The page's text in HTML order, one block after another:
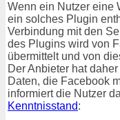
Wenn ein Nutzer eine
ein solches Plugin
Verbindung mit den
des Plugins wird von
übermittelt und von
Der Anbieter hat
Daten, die Facebook
informiert die Nutzer
Kenntnisstand: